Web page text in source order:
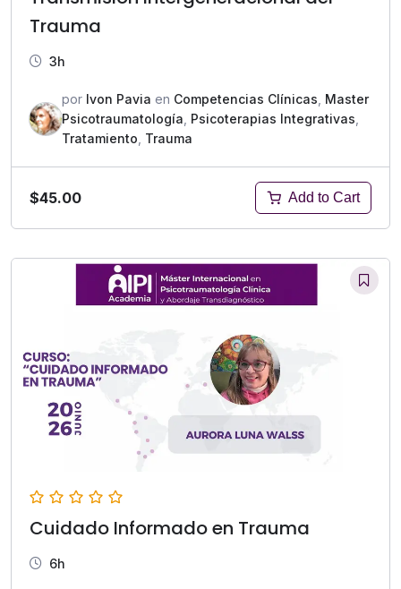
Trauma
3h
por Ivon Pavia en Competencias Clínicas Master
Psicotraumatología Psicoterapias Integrativas
Tratamiento Trauma
$45.00 Add to Cart
Cuidado Informado en Trauma
6h